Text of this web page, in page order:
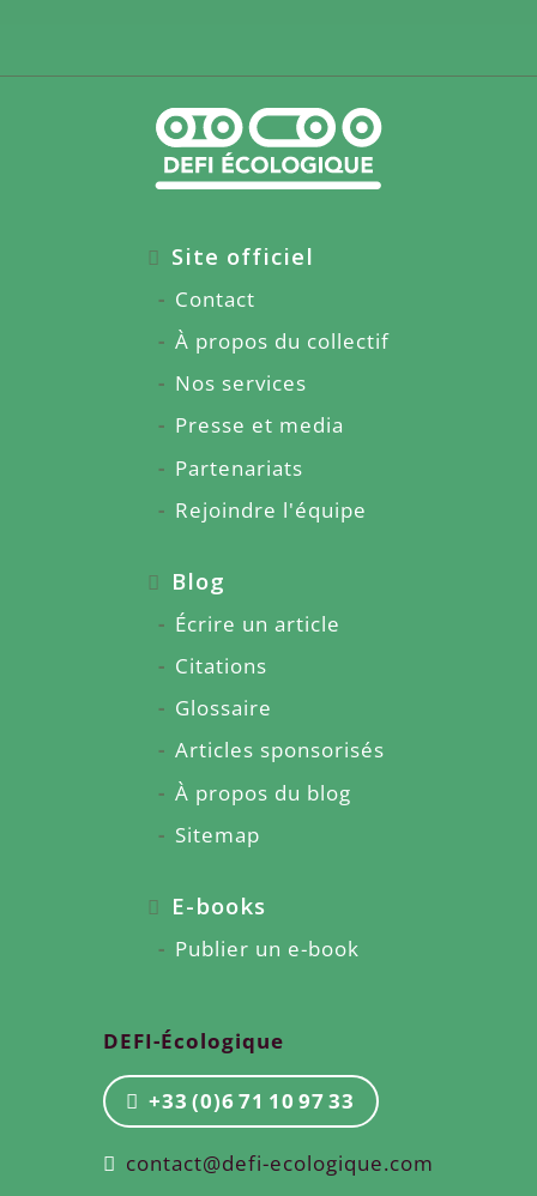
Site officiel
Contact
À propos du collectif
Nos services
Presse et media
Partenariats
Rejoindre l'équipe
Blog
Écrire un article
Citations
Glossaire
Articles sponsorisés
À propos du blog
Sitemap
E-books
Publier un e-book
DEFI-Écologique
+33 (0)6 71 10 97 33
contact@defi-ecologique.com